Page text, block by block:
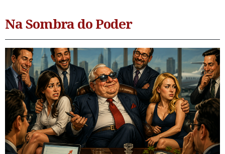
Na Sombra do Poder